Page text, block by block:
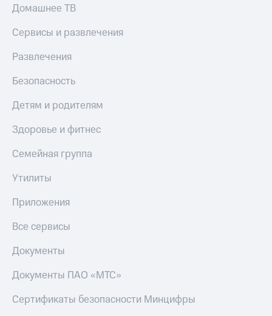
магазин
Смартфоны
и
часы
трекеры
Умный
и
Все
товары
Домашнее ТВ
Сервисы и развлечения
Развлечения
Безопасность
Детям и родителям
Здоровье и фитнес
Семейная группа
Утилиты
Приложения
Все сервисы
Документы
Документы ПАО «МТС»
Сертификаты безопасности Минцифры